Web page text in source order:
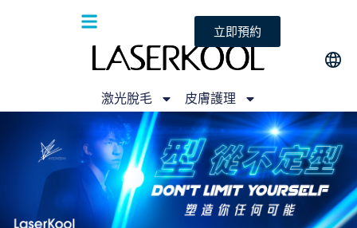
立即預約
激光脫毛 皮膚護理